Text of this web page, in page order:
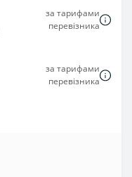
за тарифами
перевізника
за тарифами
перевізника